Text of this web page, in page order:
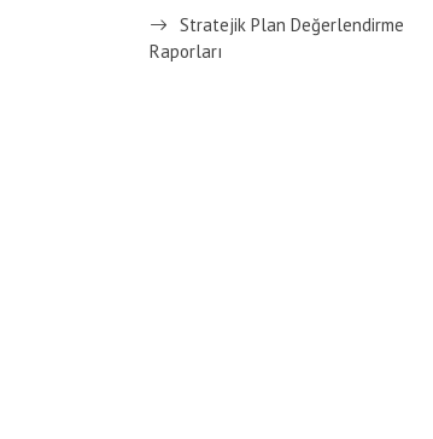
Stratejik Plan Değerlendirme
Raporları